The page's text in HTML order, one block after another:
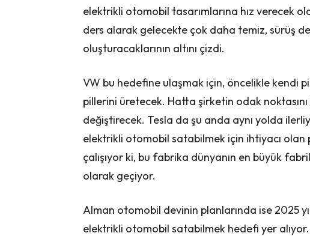
elektrikli otomobil tasarımlarına hız verecek
ders alarak gelecekte çok daha temiz, sürüş
oluşturacaklarının altını çizdi.
VW bu hedefine ulaşmak için, öncelikle kendi
pillerini üretecek. Hatta şirketin odak
değiştirecek. Tesla da şu anda aynı yolda
elektrikli otomobil satabilmek için ihtiyacı
çalışıyor ki, bu fabrika dünyanın en büyük
olarak geçiyor.
Alman otomobil devinin planlarında ise 2025
elektrikli otomobil satabilmek hedefi yer